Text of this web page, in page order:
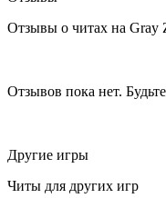
Отзывы о читах на Gray
Отзывов пока нет.
Другие игры
Читы для других игр